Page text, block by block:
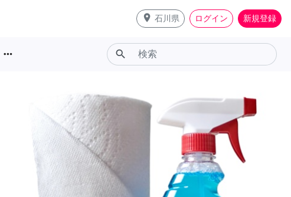
place 石川県 ログイン 新規登録
more_horiz search